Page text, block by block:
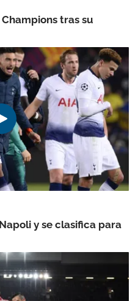
tras su
y se clasifica para